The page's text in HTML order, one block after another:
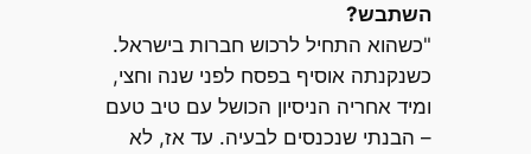
השתבש?
"כשהוא התחיל לרכוש חברות בישראל.
כשנקנתה אוסיף בפסח לפני שנה וחצי,
ומיד אחריה הניסיון הכושל עם טיב טעם
– הבנתי שנכנסים לבעיה. עד אז, לא